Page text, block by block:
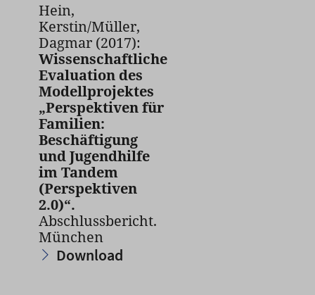
Hein,
Kerstin/Müller,
Dagmar (2017):
Wissenschaftliche
Evaluation des
Modellprojektes
„Perspektiven für
Familien:
Beschäftigung
und Jugendhilfe
im Tandem
(Perspektiven
2.0)“.
Abschlussbericht.
München
Download